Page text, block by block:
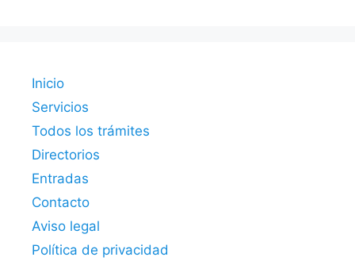
Inicio
Servicios
Todos los trámites
Directorios
Entradas
Contacto
Aviso legal
Política de privacidad